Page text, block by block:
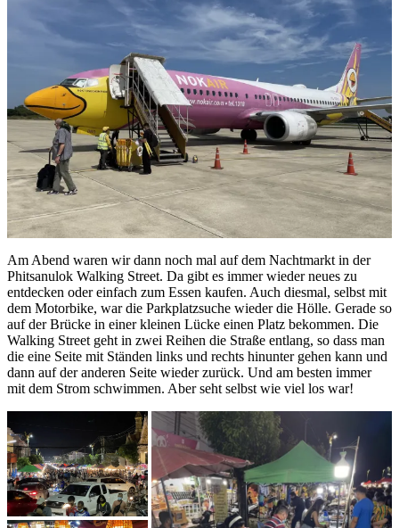
Am Abend waren wir dann noch mal auf dem Nachtmarkt in der
Phitsanulok Walking Street. Da gibt es immer wieder neues zu
entdecken oder einfach zum Essen kaufen. Auch diesmal, selbst mit
dem Motorbike, war die Parkplatzsuche wieder die Hölle. Gerade so
auf der Brücke in einer kleinen Lücke einen Platz bekommen. Die
Walking Street geht in zwei Reihen die Straße entlang, so dass man
die eine Seite mit Ständen links und rechts hinunter gehen kann und
dann auf der anderen Seite wieder zurück. Und am besten immer
mit dem Strom schwimmen. Aber seht selbst wie viel los war!